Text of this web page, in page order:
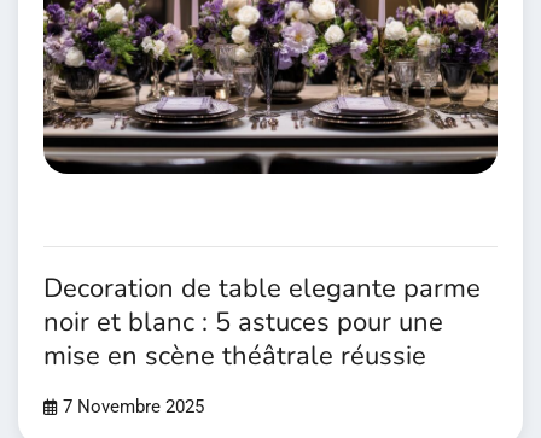
Decoration de table elegante parme
noir et blanc : 5 astuces pour une
mise en scène théâtrale réussie
7 Novembre 2025